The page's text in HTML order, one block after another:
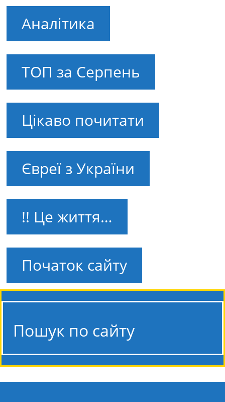
Аналітика
ТОП за Серпень
Цікаво почитати
Євреї з України
!! Це життя…
Початок сайту
Пошук по сайту